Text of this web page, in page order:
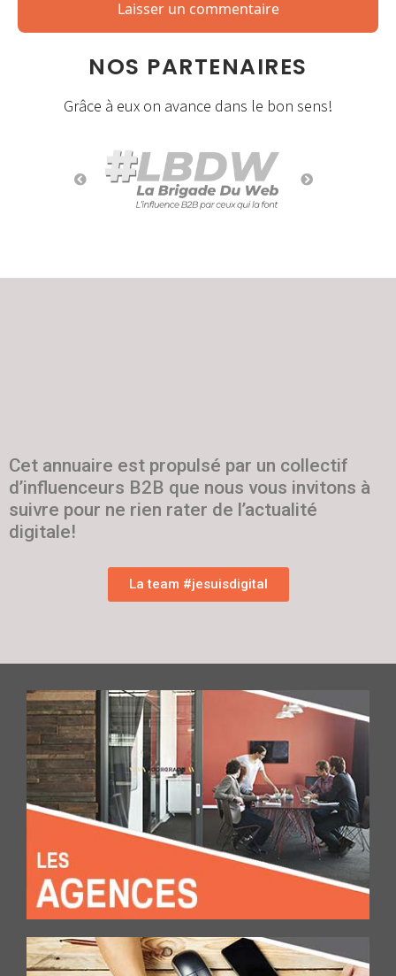
NOS PARTENAIRES
Grâce à eux on avance dans le bon sens!
Cet annuaire est propulsé par un collectif
d’influenceurs B2B que nous vous invitons à
suivre pour ne rien rater de l’actualité
digitale!
La team #jesuisdigital